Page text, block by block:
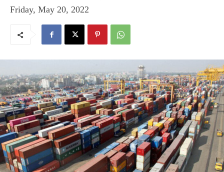
Friday, May 20, 2022